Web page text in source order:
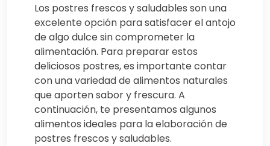
Los postres frescos y saludables son una
excelente opción para satisfacer el antojo
de algo dulce sin comprometer la
alimentación. Para preparar estos
deliciosos postres, es importante contar
con una variedad de alimentos naturales
que aporten sabor y frescura. A
continuación, te presentamos algunos
alimentos ideales para la elaboración de
postres frescos y saludables.